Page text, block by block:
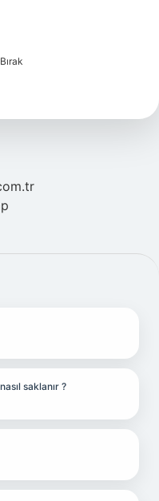
saklanır ?